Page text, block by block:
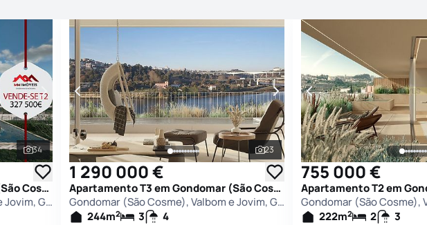
Ver todas as fotografias
34
Apartamento T2 em Gondomar (São Cosme), Valbom e Jovim, Gondomar
Gondomar (São Cosme), Valbom e Jovim, Gondomar
Ver todas as fotografias
23
1 290 000 €
Apartamento T3 em Gondomar (São Cosme), Valbom e Jovim, Gondomar
Gondomar (São Cosme), Valbom e Jovim, Gondomar
244m2 3
4
755 000 €
222m2 2
3